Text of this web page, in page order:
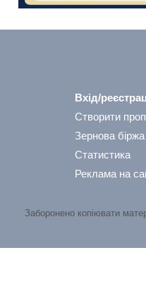
Вхід/
Створити
Зернова біржа
Статистика
Реклама на
Заборонено копіювати